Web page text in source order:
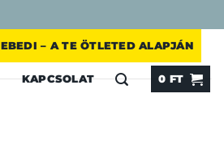
EBEDI – A TE ÖTLETED ALAPJÁN
KAPCSOLAT 0 FT